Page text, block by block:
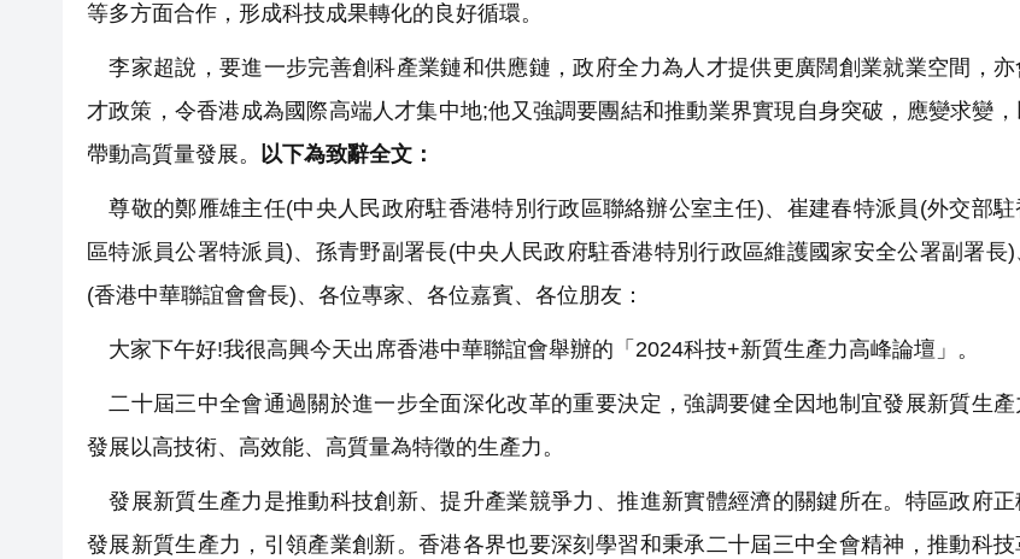
等多方面合作，形成科技成果轉化的良好循環。
李家超說，要進一步完善創科產業鏈和供應鏈，政府全力為人才提供更廣闊創業就業空間，亦
才政策，令香港成為國際高端人才集中地;他又強調要團結和推動業界實現自身突破，應變求變
帶動高質量發展。 以下為致辭全文：
尊敬的鄭雁雄主任(中央人民政府駐香港特別行政區聯絡辦公室主任)、崔建春特派員(外交部駐
區特派員公署特派員)、孫青野副署長(中央人民政府駐香港特別行政區維護國家安全公署副署長
(香港中華聯誼會會長)、各位專家、各位嘉賓、各位朋友：
大家下午好!我很高興今天出席香港中華聯誼會舉辦的「2024科技+新質生產力高峰論壇」。
二十屆三中全會通過關於進一步全面深化改革的重要決定，強調要健全因地制宜發展新質生產
發展以高技術、高效能、高質量為特徵的生產力。
發展新質生產力是推動科技創新、提升產業競爭力、推進新實體經濟的關鍵所在。特區政府正
發展新質生產力，引領產業創新。香港各界也要深刻學習和秉承二十屆三中全會精神，推動科技